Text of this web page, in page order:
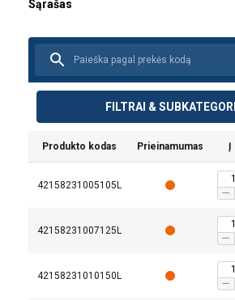
FILTRAI &
Produkto kodas Prieinamumas Į
42158231005105L
42158231007125L
42158231010150L